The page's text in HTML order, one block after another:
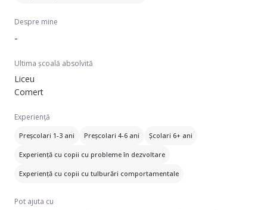
Despre mine
-
Ultima școală absolvită
Liceu
Comert
Experiență
Preșcolari 1-3 ani Preșcolari 4-6 ani Școlari 6+ ani
Experiență cu copii cu probleme în dezvoltare
Experiență cu copii cu tulburări comportamentale
Pot ajuta cu